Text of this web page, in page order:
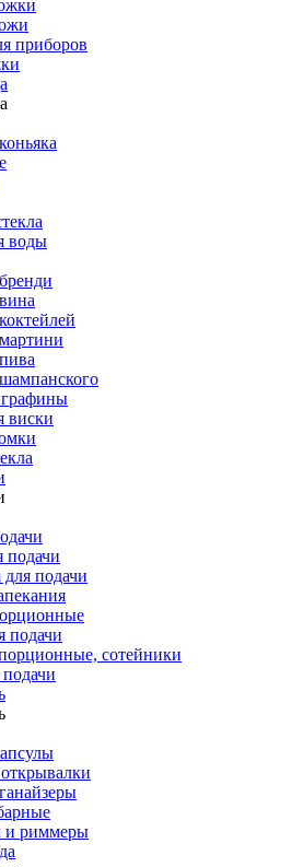
приборов
воды
виски
подачи
подачи
подачи
сотейники
и риммеры